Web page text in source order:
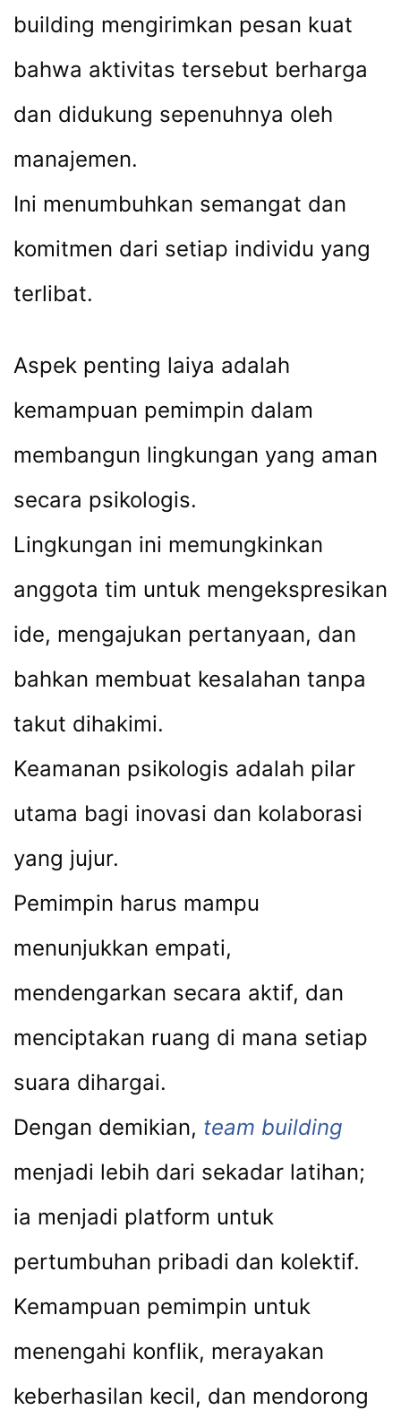
building mengirimkan pesan kuat
bahwa aktivitas tersebut berharga
dan didukung sepenuhnya oleh
manajemen.
Ini menumbuhkan semangat dan
komitmen dari setiap individu yang
terlibat.
Aspek penting laiya adalah
kemampuan pemimpin dalam
membangun lingkungan yang aman
secara psikologis.
Lingkungan ini memungkinkan
anggota tim untuk mengekspresikan
ide, mengajukan pertanyaan, dan
bahkan membuat kesalahan tanpa
takut dihakimi.
Keamanan psikologis adalah pilar
utama bagi inovasi dan kolaborasi
yang jujur.
Pemimpin harus mampu
menunjukkan empati,
mendengarkan secara aktif, dan
menciptakan ruang di mana setiap
suara dihargai.
Dengan demikian, team building
menjadi lebih dari sekadar latihan;
ia menjadi platform untuk
pertumbuhan pribadi dan kolektif.
Kemampuan pemimpin untuk
menengahi konflik, merayakan
keberhasilan kecil, dan mendorong